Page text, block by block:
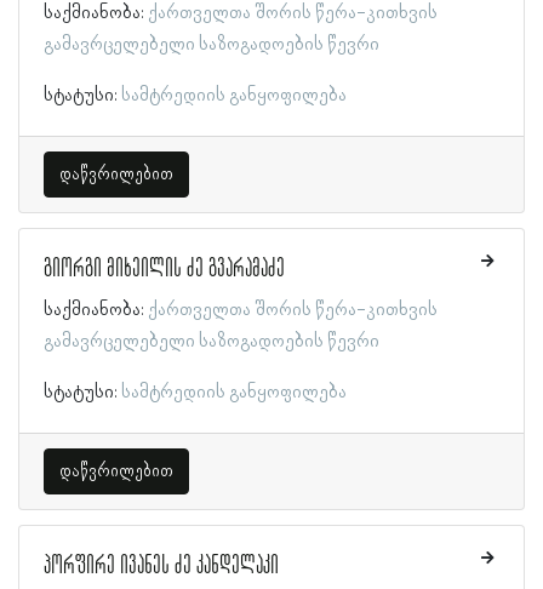
საქმიანობა: ქართველთა შორის წერა-კითხვის
გამავრცელებელი საზოგადოების წევრი
სტატუსი: სამტრედიის განყოფილება
დაწვრილებით
გიორგი მიხეილის ძე გვარამაძე
საქმიანობა: ქართველთა შორის წერა-კითხვის
გამავრცელებელი საზოგადოების წევრი
სტატუსი: სამტრედიის განყოფილება
დაწვრილებით
პორფირე ივანეს ძე კანდელაკი